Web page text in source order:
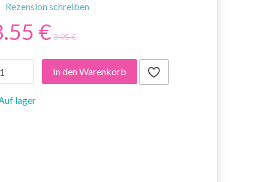
Rezension schreiben
€ 3.95 €
In den Warenkorb
lager